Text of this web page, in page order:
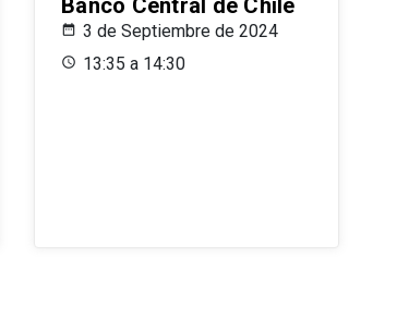
Banco Central de Chile
3 de Septiembre de 2024
13:35 a 14:30